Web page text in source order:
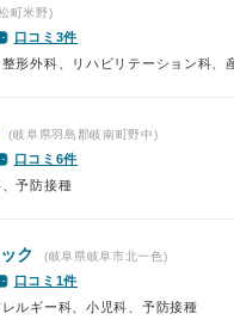
町米野)
口コミ3件
形外科、リハビリテーション科、
(岐阜県羽島郡岐南町野中)
口コミ6件
予防接種
ク (岐阜県岐阜市北一色)
口コミ1件
ルギー科、小児科、予防接種